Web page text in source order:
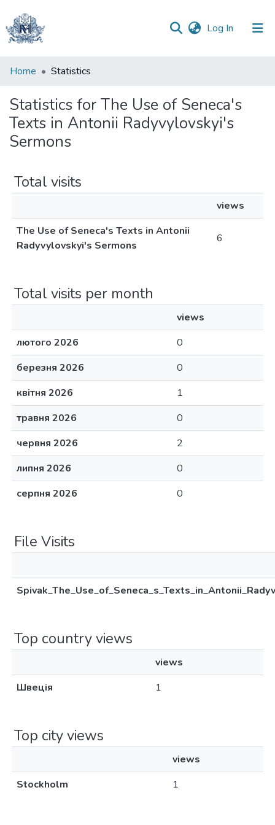
Log In (current)
Communities
Collections
All of DSpace
Home Statistics
Statistics for The Use of Seneca's
Texts in Antonii Radyvylovskyi's
Sermons
Total visits
views
The Use of Seneca's Texts in Antonii
Radyvylovskyi's Sermons
6
Total visits per month
views
лютого 2026
0
березня 2026
0
квітня 2026
1
травня 2026
0
червня 2026
2
липня 2026
0
серпня 2026
0
File Visits
Top country views
views
Швеція
1
Top city views
views
Stockholm
1